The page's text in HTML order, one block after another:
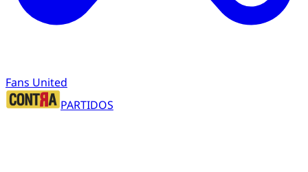
Fans United
PARTIDOS